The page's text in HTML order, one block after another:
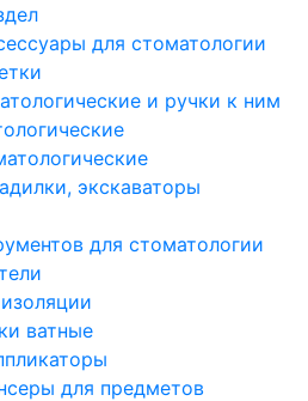
для стоматологии
и ручки к ним
экскаваторы
для стоматологии
ватные
для предметов